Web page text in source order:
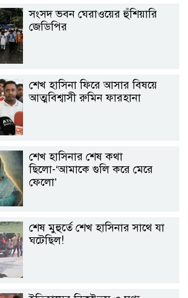
সংসদ ভবন ঘেরাওয়ের হুঁশিয়ারি
জেডিপির
শেখ হাসিনা ফিরে আসার বিষয়ে
আত্মবিশ্বাসী রুমিন ফারহানা
শেখ হাসিনার শেষ কথা
ছিলো-‘আমাকে গুলি করে মেরে
ফেলো’
শেষ মুহুর্তে শেখ হাসিনার সাথে যা
ঘটেছিল!